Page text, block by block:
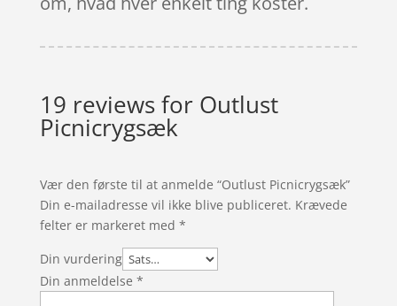
19 reviews for Outlust
Picnicrygsæk
Vær den første til at anmelde “Outlust Picnicrygsæk”
Din e-mailadresse vil ikke blive publiceret. Krævede
felter er markeret med *
Din vurdering
Din anmeldelse *